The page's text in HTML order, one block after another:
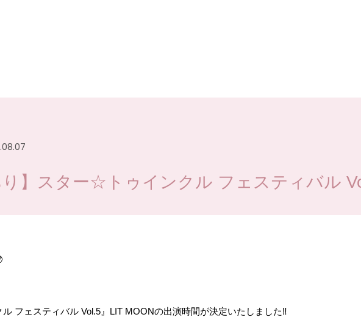
り】スター☆トゥインクル フェスティバル
フェスティバル Vol.5』LIT MOONの出演時間が決定いたしました‼️